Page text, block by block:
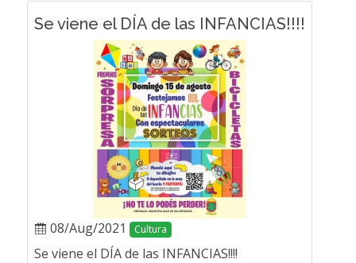
Se viene el DÍA de las INFANCIAS!!!!
08/Aug/2021 Cultura
Se viene el DÍA de las INFANCIAS!!!!